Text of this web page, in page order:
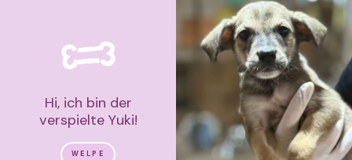
Hi, ich bin der
verspielte Yuki!
WELPE